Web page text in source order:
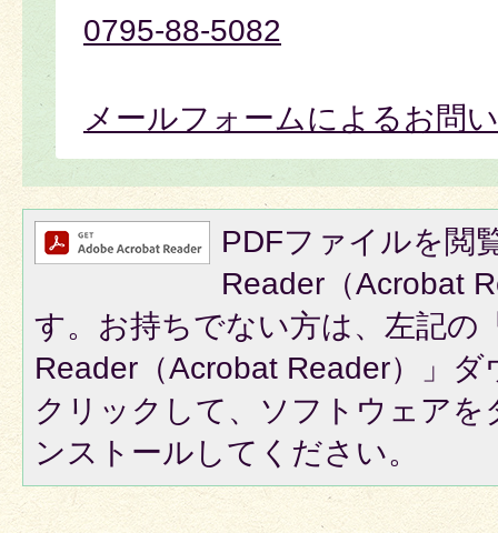
0795-88-5082
メールフォームによるお問
PDFファイルを閲
Reader（Acrobat
す。お持ちでない方は、左記の
Reader（Acrobat Reader）」
クリックして、ソフトウェア
ンストールしてください。